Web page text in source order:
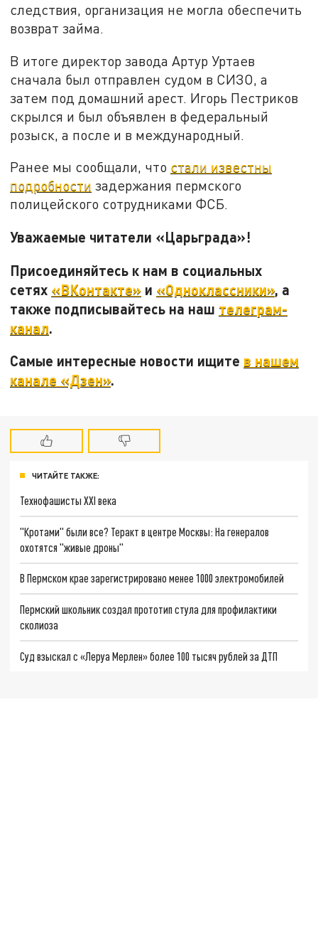
следствия, организация не могла обеспечить
возврат займа.
В итоге директор завода Артур Уртаев
сначала был отправлен судом в СИЗО, а
затем под домашний арест. Игорь Пестриков
скрылся и был объявлен в федеральный
розыск, а после и в международный.
Ранее мы сообщали, что стали известны
подробности задержания пермского
полицейского сотрудниками ФСБ.
Уважаемые читатели «Царьграда»!
Присоединяйтесь к нам в социальных
сетях «ВКонтакте» и «Одноклассники», а
также подписывайтесь на наш телеграм-
канал.
Самые интересные новости ищите в нашем
канале «Дзен».
ЧИТАЙТЕ ТАКЖЕ:
Технофашисты XXI века
"Кротами" были все? Теракт в центре Москвы: На генералов
охотятся "живые дроны"
В Пермском крае зарегистрировано менее 1000 электромобилей
Пермский школьник создал прототип стула для профилактики
сколиоза
Суд взыскал с «Леруа Мерлен» более 100 тысяч рублей за ДТП